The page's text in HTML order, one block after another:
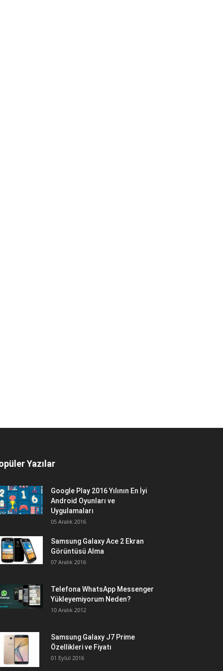
Yazılar
Google Play 2016 Yılının En İyi
Android Oyunları ve
Uygulamaları
05 Aralık 2016
Samsung Galaxy Ace 2 Ekran
Görüntüsü Alma
07 Aralık 2016
Telefona WhatsApp Messenger
Yükleyemiyorum Neden?
10 Aralık 2012
Samsung Galaxy J7 Prime
Özellikleri ve Fiyatı
01 Eylül 2016